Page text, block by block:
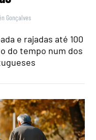
Gonçalves
e rajadas até 100
do tempo num dos